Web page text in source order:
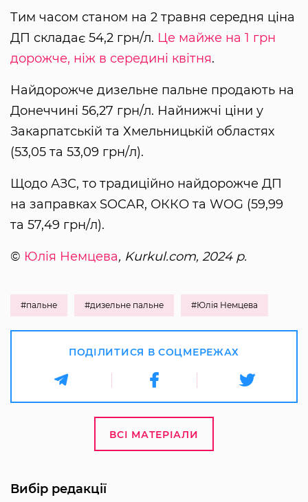
Тим часом станом на 2 травня середня ціна
ДП складає 54,2 грн/л. Це майже на 1 грн
дорожче, ніж в середині квітня.
Найдорожче дизельне пальне продають на
Донеччині 56,27 грн/л. Найнижчі ціни у
Закарпатській та Хмельницькій областях
(53,05 та 53,09 грн/л).
Щодо АЗС, то традиційно найдорожче ДП
на заправках SOCAR, ОККО та WOG (59,99
та 57,49 грн/л).
© Юлія Немцева, Kurkul.com, 2024 р.
#пальне #дизельне пальне #Юлія Немцева
ПОДІЛИТИСЯ В СОЦМЕРЕЖАХ
ВСІ МАТЕРІАЛИ
Вибір редакції